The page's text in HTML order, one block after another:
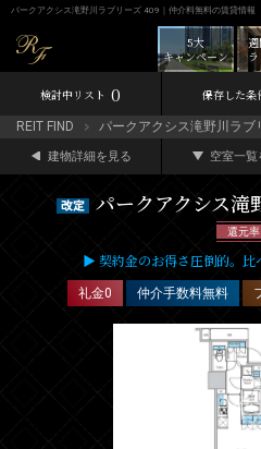
パークアクシス滝野川ラブリーズ 409｜仲介料無料の賃貸情報
5大
キャンペーン
検討中リスト 0 保存した条
REIT FIND パークアクシス滝野川ラブ
建物詳細を見る 空室一覧
パークアクシス滝
還元率
▶ 契約金のお得さ圧倒的。
礼金0 仲介手数料無料